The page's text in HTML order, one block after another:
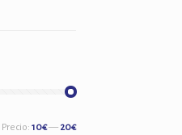
Precio: 10€— 20€